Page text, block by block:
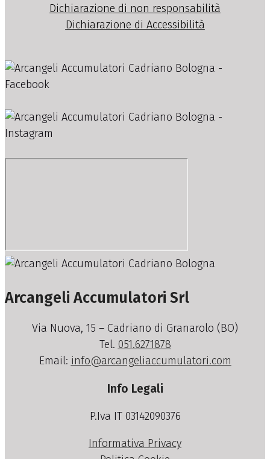
Dichiarazione di non responsabilità
Dichiarazione di Accessibilità
Arcangeli Accumulatori Srl
Via Nuova, 15 – Cadriano di Granarolo (BO)
Tel. 051.6271878
Email: info@arcangeliaccumulatori.com
Info Legali
P.Iva IT 03142090376
Informativa Privacy